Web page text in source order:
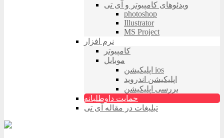
ویدئوهای کامپیوتر و آی تی
photoshop
Illustrator
MS Project
نرم افزار
کامپیوتر
موبایل
اپلیکیشن ios
اپلیکیشن اندروید
بررسی اپلیکیشن
حمایت داوطلبانه
تبلیغات در مقاله آی تی